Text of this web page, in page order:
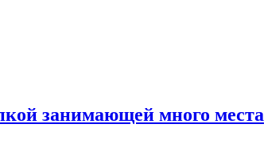
занимающей много места